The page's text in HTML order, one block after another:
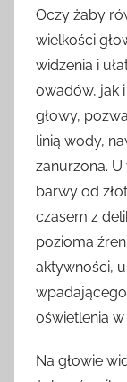
Oczy żaby
wielkości
widzenia i
owadów, jak
głowy,
linią wody,
zanurzona.
barwy od
czasem z
pozioma
aktywności,
oświetlenia
Na głowie